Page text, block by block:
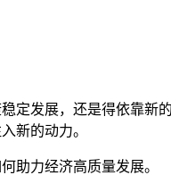
定发展，还是得依靠新
新的动力。
助力经济高质量发展。